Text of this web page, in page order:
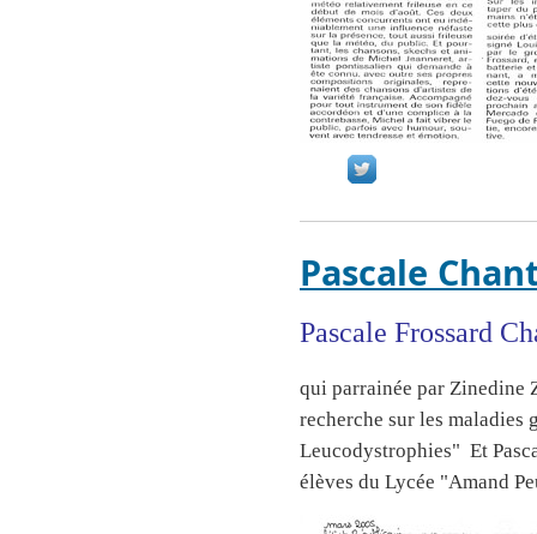
Pascale
Pascale Frossard
qui parrainée par Zinedine
recherche sur les maladies
Leucodystrophies" Et
élèves du Lycée "Amand